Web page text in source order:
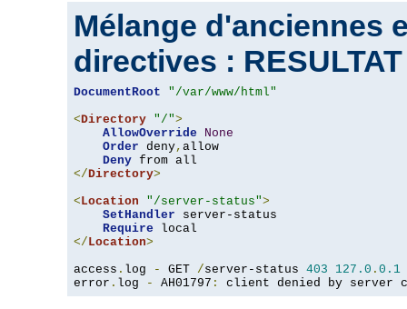
Mélange d'anciennes
directives :
DocumentRoot
"/var/www/html"
<Directory "/">
AllowOverride
None
Order deny, allow
Deny
</Directory>
<Location "/server-status">
SetHandler server-status
Require
</Location>
access . log - GET /server-status 403 127.0 . 0.1
error . log - AH01797 : client denied by server